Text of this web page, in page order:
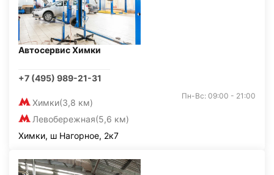
Автосервис Химки
+7 (495) 989-21-31
Химки(3,8 км)
Левобережная(5,6 км)
Пн-Вс: 09:00 - 21:00
Химки, ш Нагорное, 2к7